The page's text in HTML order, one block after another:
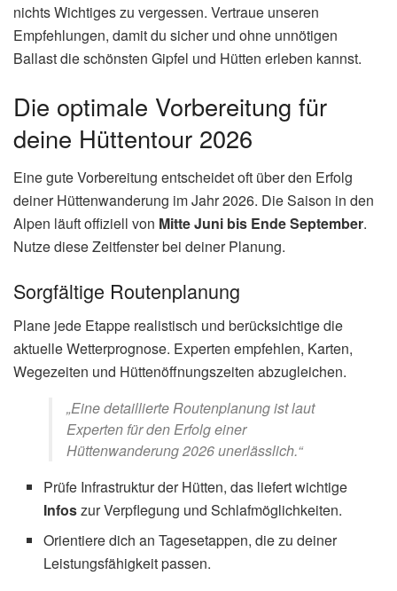
nichts Wichtiges zu vergessen. Vertraue unseren
Empfehlungen, damit du sicher und ohne unnötigen
Ballast die schönsten Gipfel und Hütten erleben kannst.
Die optimale Vorbereitung für
deine Hüttentour 2026
Eine gute Vorbereitung entscheidet oft über den Erfolg
deiner Hüttenwanderung im Jahr 2026. Die Saison in den
Alpen läuft offiziell von Mitte Juni bis Ende September.
Nutze diese Zeitfenster bei deiner Planung.
Sorgfältige Routenplanung
Plane jede Etappe realistisch und berücksichtige die
aktuelle Wetterprognose. Experten empfehlen, Karten,
Wegezeiten und Hüttenöffnungszeiten abzugleichen.
„Eine detaillierte Routenplanung ist laut
Experten für den Erfolg einer
Hüttenwanderung 2026 unerlässlich.“
Prüfe Infrastruktur der Hütten, das liefert wichtige
Infoszur Verpflegung und Schlafmöglichkeiten.
Orientiere dich an Tagesetappen, die zu deiner
Leistungsfähigkeit passen.